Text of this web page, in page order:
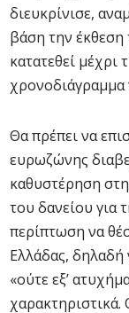
διευκρίνισε,
βάση την έκθεση
κατατεθεί μέχρι
Θα πρέπει να
ευρωζώνης
καθυστέρηση
του δανείου για
περίπτωση να
Ελλάδας,
«ούτε εξ’